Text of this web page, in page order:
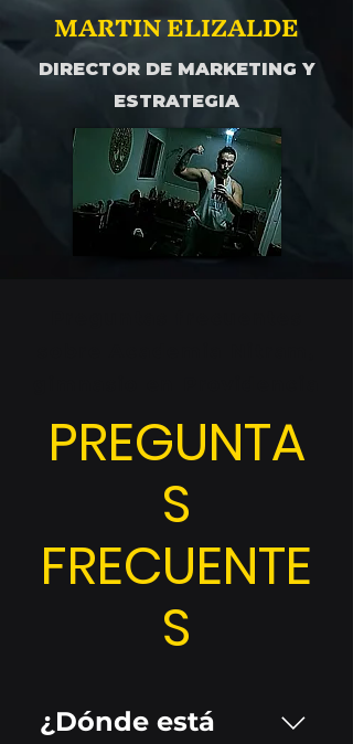
MARTIN ELIZALDE
DIRECTOR DE MARKETING Y
ESTRATEGIA
PREGUNTA
S
FRECUENTE
S
¿Dónde está